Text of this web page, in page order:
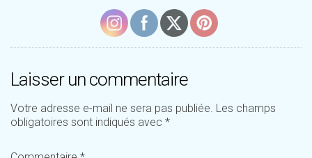
Laisser un commentaire
Votre adresse e-mail ne sera pas publiée. Les champs
obligatoires sont indiqués avec *